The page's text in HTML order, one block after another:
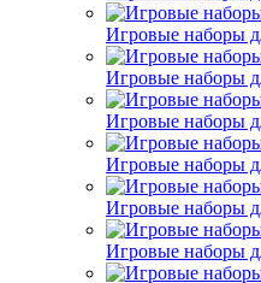
Игровые наборы
Игровые наборы
Игровые наборы
Игровые наборы
Игровые наборы
Игровые наборы